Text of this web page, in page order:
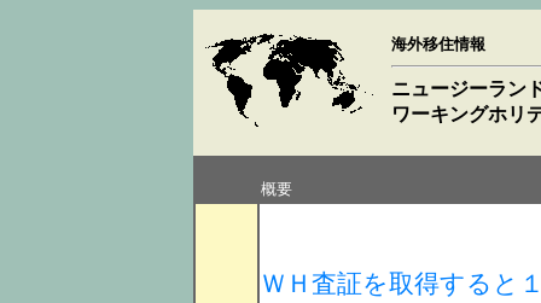
海外移住情報
ニュージーラン
ワーキングホリ
概要
ＷＨ査証を取得すると